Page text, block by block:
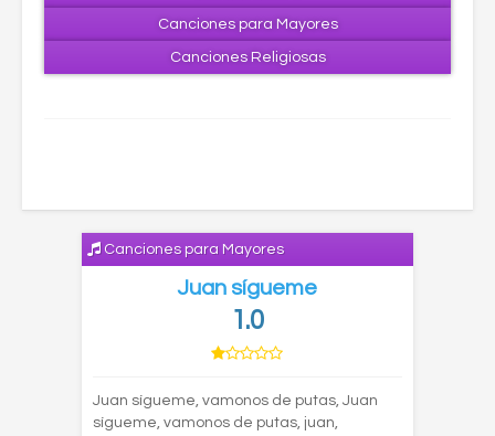
Canciones para Mayores
Canciones Religiosas
Canciones para Mayores
Juan sígueme
1.0
Juan sígueme, vamonos de putas, Juan
sígueme, vamonos de putas, juan,